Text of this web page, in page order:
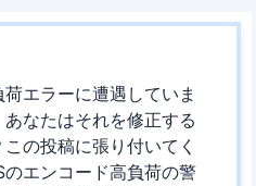
エラーに遭遇していま
なたはそれを修正する
の投稿に張り付いてく
エンコード高負荷の警